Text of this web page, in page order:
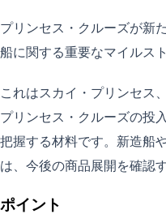
プリンセス・クルーズが新
船に関する重要なマイルス
これはスカイ・プリンセス
プリンセス・クルーズの投
把握する材料です。新造船
は、今後の商品展開を確認
ポイント